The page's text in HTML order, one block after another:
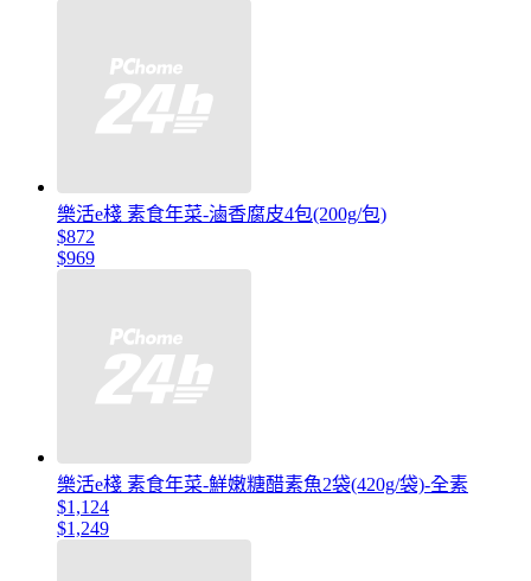
樂活e棧 素食年菜-滷香腐皮4包(200g/包)
$872
$969
樂活e棧 素食年菜-鮮嫩糖醋素魚2袋(420g/袋)-全素
$1,124
$1,249